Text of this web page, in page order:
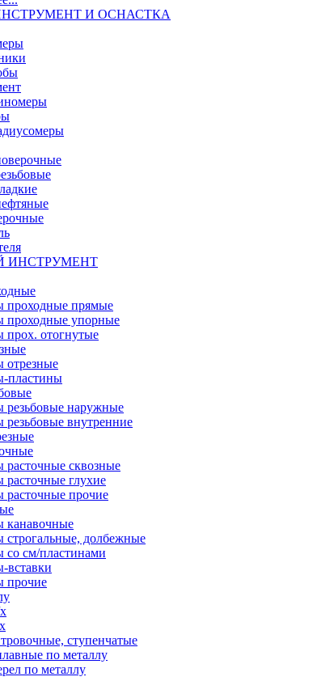
И ОСНАСТКА
ИНСТРУМЕНТ
проходные прямые
проходные упорные
прох. отогнутые
отрезные
пластины
резьбовые наружные
резьбовые внутренние
расточные сквозные
расточные глухие
расточные прочие
канавочные
строгальные, долбежные
со см/пластинами
вставки
прочие
ступенчатые
по металлу
по металлу